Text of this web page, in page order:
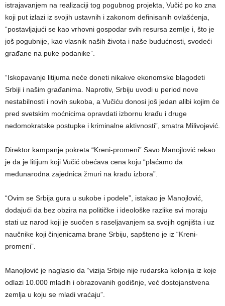
istrajavanjem na realizaciji tog pogubnog projekta, Vučić po ko zna
koji put izlazi iz svojih ustavnih i zakonom definisanih ovlašćenja,
“postavljajući se kao vrhovni gospodar svih resursa zemlje i, što je
još pogubnije, kao vlasnik naših života i naše budućnosti, svodeći
građane na puke podanike”.
“Iskopavanje litijuma neće doneti nikakve ekonomske blagodeti
Srbiji i našim građanima. Naprotiv, Srbiju uvodi u period nove
nestabilnosti i novih sukoba, a Vučiću donosi još jedan alibi kojim će
pred svetskim moćnicima opravdati izbornu krađu i druge
nedomokratske postupke i kriminalne aktivnosti”, smatra Milivojević.
Direktor kampanje pokreta “Kreni-promeni” Savo Manojlović rekao
je da je litijum koji Vučić obećava cena koju “plaćamo da
međunarodna zajednica žmuri na krađu izbora”.
“Ovim se Srbija gura u sukobe i podele”, istakao je Manojlović,
dodajući da bez obzira na političke i ideološke razlike svi moraju
stati uz narod koji je suočen s raseljavanjem sa svojih ognjišta i uz
naučnike koji činjenicama brane Srbiju, sapšteno je iz “Kreni-
promeni”.
Manojlović je naglasio da “vizija Srbije nije rudarska kolonija iz koje
odlazi 10.000 mladih i obrazovanih godišnje, već dostojanstvena
zemlja u koju se mladi vraćaju”.